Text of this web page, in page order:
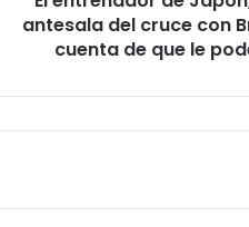
antesala del cruce con
cuenta de que le